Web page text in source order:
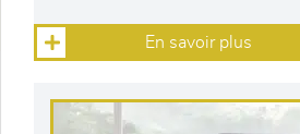
En savoir plus